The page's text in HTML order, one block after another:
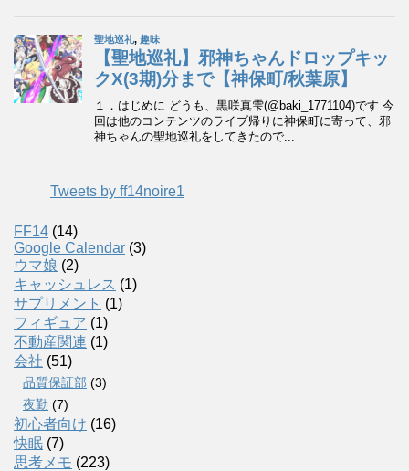
Tweets by ff14noire1
FF14 (14)
Google Calendar (3)
ウマ娘 (2)
キャッシュレス (1)
サプリメント (1)
フィギュア (1)
不動産関連 (1)
会社 (51)
品質保証部 (3)
夜勤 (7)
初心者向け (16)
快眠 (7)
思考メモ (223)